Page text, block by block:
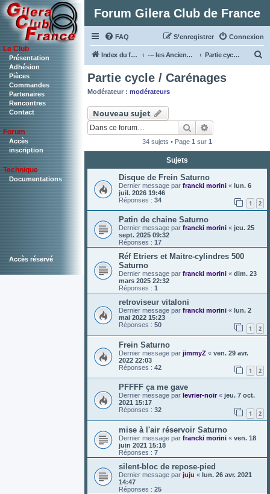
Le Club
Présentation
Adhésion
Pièces
Commandes
Partenaires
Rencontres
Contact
Forum
Accès
inscription
Technique
Documentations
Accès réservé
Forum Gilera Club de France
FAQ Connexion
S’enregistrer
Index du forum --- les Anciennes & Les autres Bi4 --- Partie cycle / Carénages
e
Partie cycle / Carénages
Modérateur : modérateurs
Nouveau sujet
Rechercher
34 sujets • Page 1 sur 1
Sujets
Disque de Frein Saturno
Dernier message par francki morini « lun. 6
juil. 2026 19:46
Réponses : 34 1 2
Patin de chaine Saturno
Dernier message par francki morini « jeu. 25
sept. 2025 09:32
Réponses : 17
Réf Etriers et Maitre-cylindres 500
Saturno
Dernier message par francki morini « dim. 23
mars 2025 22:32
Réponses : 1
retroviseur vitaloni
Dernier message par francki morini « lun. 2
mai 2022 15:23
Réponses : 50 1 2
Frein Saturno
Dernier message par jimmyZ « ven. 29 avr.
2022 22:03
Réponses : 42 1 2
PFFFF ça me gave
Dernier message par levrier-noir« jeu. 7 oct.
2021 15:17
Réponses : 32 1 2
mise à l'air réservoir Saturno
Dernier message par francki morini « ven. 18
juin 2021 15:18
Réponses : 7
silent-bloc de repose-pied
Dernier message par juju « lun. 26 avr. 2021
14:47
Réponses : 25